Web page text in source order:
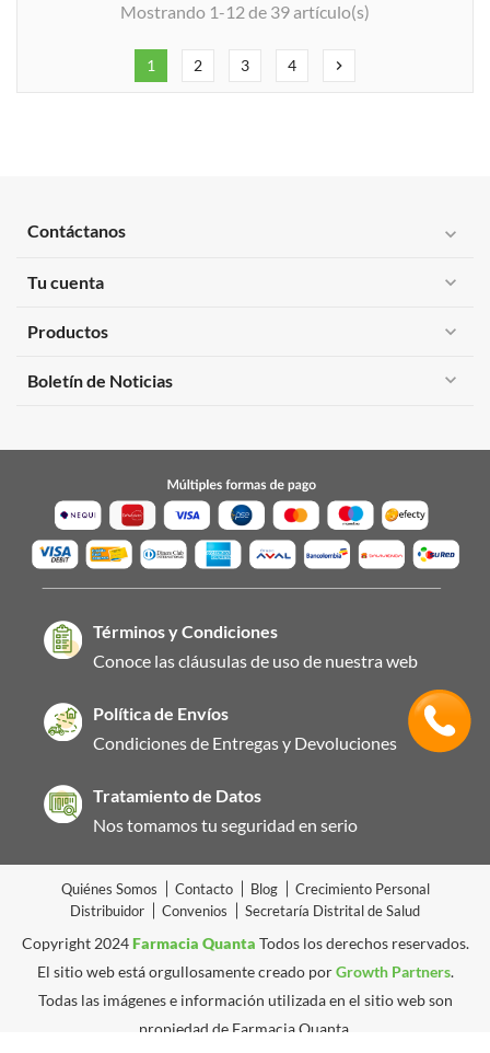
Mostrando 1-12 de 39 artículo(s)
1 2 3 4 chevron_right
Contáctanos expand_more
Tu cuenta expand_more
Productos expand_more
Boletín de Noticias expand_more
Términos y Condiciones
Conoce las cláusulas de uso de nuestra web
Política de Envíos
Condiciones de Entregas y Devoluciones
Tratamiento de Datos
Nos tomamos tu seguridad en serio
Quiénes Somos Contacto Blog
Crecimiento Personal
Distribuidor
Convenios Secretaría Distrital de Salud
Copyright 2024Farmacia Quanta Todos los derechos reservados.
El sitio web está orgullosamente creado porGrowth Partners.
Todas las imágenes e información utilizada en el sitio web son
propiedad de Farmacia Quanta.